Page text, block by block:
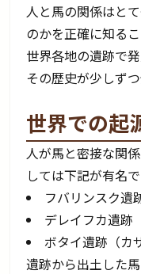
人と馬の関係はと
のかを正確に知る
世界各地の遺跡で
その歴史が少しず
世界での起
人が馬と密接な関
しては下記が有名で
フバリンスク遺
デレイフカ遺跡
ボタイ遺跡（カ
遺跡から出土した